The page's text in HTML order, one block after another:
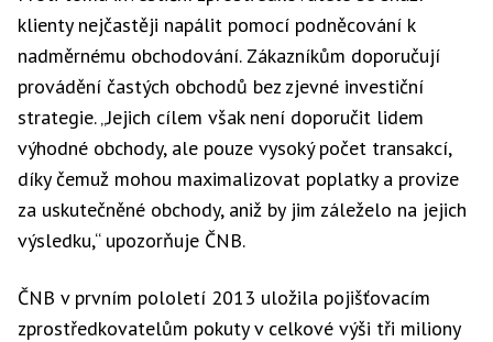
klienty nejčastěji napálit pomocí podněcování k
nadměrnému obchodování. Zákazníkům doporučují
provádění častých obchodů bez zjevné investiční
strategie. „Jejich cílem však není doporučit lidem
výhodné obchody, ale pouze vysoký počet transakcí,
díky čemuž mohou maximalizovat poplatky a provize
za uskutečněné obchody, aniž by jim záleželo na jejich
výsledku,“ upozorňuje ČNB.
ČNB v prvním pololetí 2013 uložila pojišťovacím
zprostředkovatelům pokuty v celkové výši tři miliony